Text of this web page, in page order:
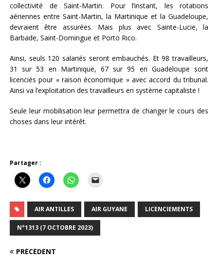
collectivité de Saint-Martin. Pour l’instant, les rotations
aériennes entre Saint-Martin, la Martinique et la Guadeloupe,
devraient être assurées. Mais plus avec Sainte-Lucie, la
Barbade, Saint-Domingue et Porto Rico.
Ainsi, seuls 120 salariés seront embauchés. Et 98 travailleurs,
31 sur 53 en Martinique, 67 sur 95 en Guadeloupe sont
licenciés pour « raison économique » avec accord du tribunal.
Ainsi va l’exploitation des travailleurs en système capitaliste !
Seule leur mobilisation leur permettra de changer le cours des
choses dans leur intérêt.
Partager :
AIR ANTILLES AIR GUYANE LICENCIEMENTS
N°1313 (7 OCTOBRE 2023)
PRÉCÉDENT